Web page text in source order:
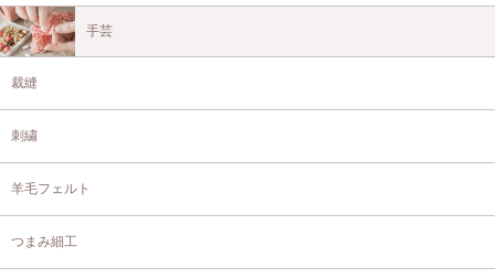
手芸
裁縫
刺繍
羊毛フェルト
つまみ細工